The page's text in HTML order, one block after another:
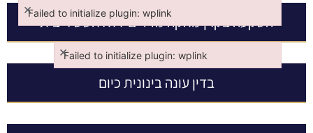
השקעה בקרן מחקה מדדים ללא חשש ריבית
בדין עונה בינונית כיום
Failed to initialize plugin: wplink
×
Failed to initialize plugin: wplink
Failed to initialize plugin: wplink
×
Failed to initialize plugin: wplink